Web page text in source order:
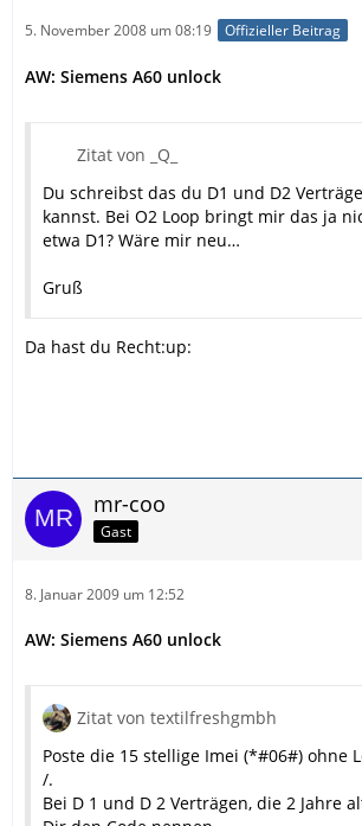
5. November 2008 um 08:19 Offizieller Beitrag
AW: Siemens A60 unlock
Zitat von _Q_
Du schreibst das du D1 und D2
kannst. Bei O2 Loop bringt mir das ja
etwa D1? Wäre mir neu…
Gruß
Da hast du Recht:up:
mr-coo
Gast
8. Januar 2009 um 12:52
AW: Siemens A60 unlock
Zitat von textilfreshgmbh
Poste die 15 stellige Imei (*#06#) ohne
/.
Bei D 1 und D 2 Verträgen, die 2 Jahre